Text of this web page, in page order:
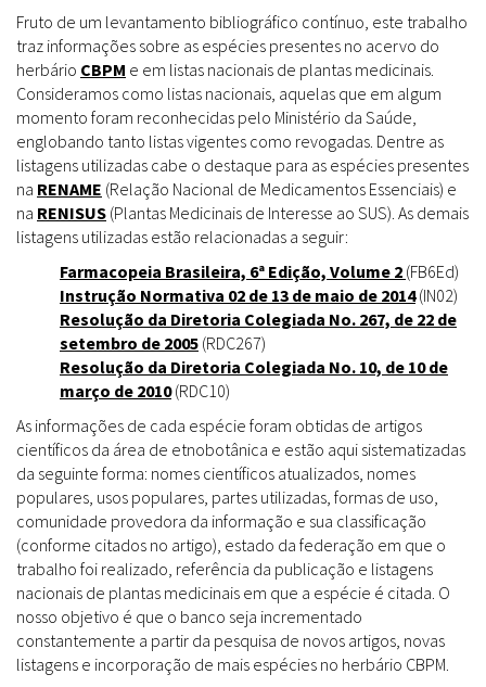
Fruto de um levantamento bibliográfico contínuo, este trabalho
traz informações sobre as espécies presentes no acervo do
herbário CBPM e em listas nacionais de plantas medicinais.
Consideramos como listas nacionais, aquelas que em algum
momento foram reconhecidas pelo Ministério da Saúde,
englobando tanto listas vigentes como revogadas. Dentre as
listagens utilizadas cabe o destaque para as espécies presentes
na RENAME (Relação Nacional de Medicamentos Essenciais) e
na RENISUS (Plantas Medicinais de Interesse ao SUS). As demais
listagens utilizadas estão relacionadas a seguir:
Farmacopeia Brasileira, 6ª Edição, Volume 2 (FB6Ed)
Instrução Normativa 02 de 13 de maio de 2014(IN02)
Resolução da Diretoria Colegiada No. 267, de 22 de
setembro de 2005 (RDC267)
Resolução da Diretoria Colegiada No. 10, de 10 de
março de 2010(RDC10)
As informações de cada espécie foram obtidas de artigos
científicos da área de etnobotânica e estão aqui sistematizadas
da seguinte forma: nomes científicos atualizados, nomes
populares, usos populares, partes utilizadas, formas de uso,
comunidade provedora da informação e sua classificação
(conforme citados no artigo), estado da federação em que o
trabalho foi realizado, referência da publicação e listagens
nacionais de plantas medicinais em que a espécie é citada. O
nosso objetivo é que o banco seja incrementado
constantemente a partir da pesquisa de novos artigos, novas
listagens e incorporação de mais espécies no herbário CBPM.